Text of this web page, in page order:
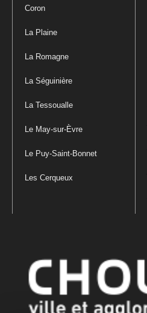
Coron
La Plaine
La Romagne
La Séguinière
La Tessoualle
Le May-sur-Èvre
Le Puy-Saint-Bonnet
Les Cerqueux